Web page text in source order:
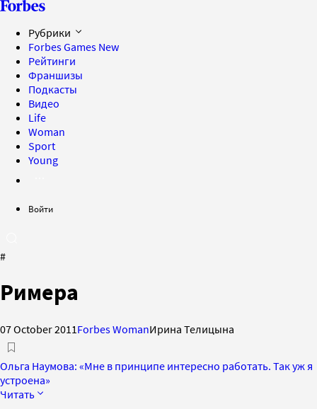
Рубрики
Forbes Games New
Рейтинги
Франшизы
Подкасты
Видео
Life
Woman
Sport
Young
Войти
#
Римера
07 October 2011 Forbes WomanИрина Телицына
Ольга Наумова: «Мне в принципе интересно работать. Так уж я
устроена»
Читать